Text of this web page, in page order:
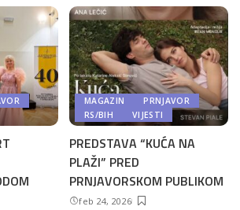
MAGAZIN
PRNJAVOR
RS/BIH
VIJESTI
PREDSTAVA “KUĆA NA
PLAŽI” PRED
PRNJAVORSKOM PUBLIKOM
feb 24, 2026